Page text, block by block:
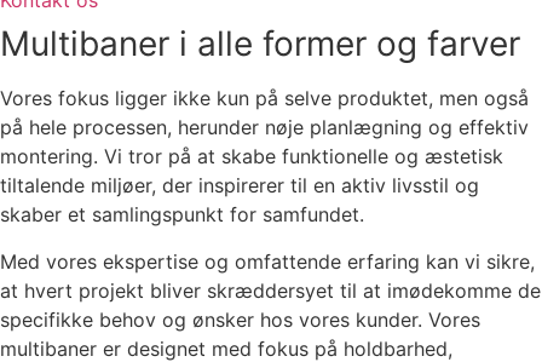
Multibaner i alle former og farver
Vores fokus ligger ikke kun på selve produktet, men også
på hele processen, herunder nøje planlægning og effektiv
montering. Vi tror på at skabe funktionelle og æstetisk
tiltalende miljøer, der inspirerer til en aktiv livsstil og
skaber et samlingspunkt for samfundet.
Med vores ekspertise og omfattende erfaring kan vi sikre,
at hvert projekt bliver skræddersyet til at imødekomme de
specifikke behov og ønsker hos vores kunder. Vores
multibaner er designet med fokus på holdbarhed,